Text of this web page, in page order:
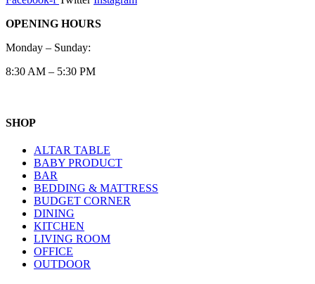
OPENING HOURS
Monday – Sunday:
8:30 AM – 5:30 PM
SHOP
ALTAR TABLE
BABY PRODUCT
BAR
BEDDING & MATTRESS
BUDGET CORNER
DINING
KITCHEN
LIVING ROOM
OFFICE
OUTDOOR